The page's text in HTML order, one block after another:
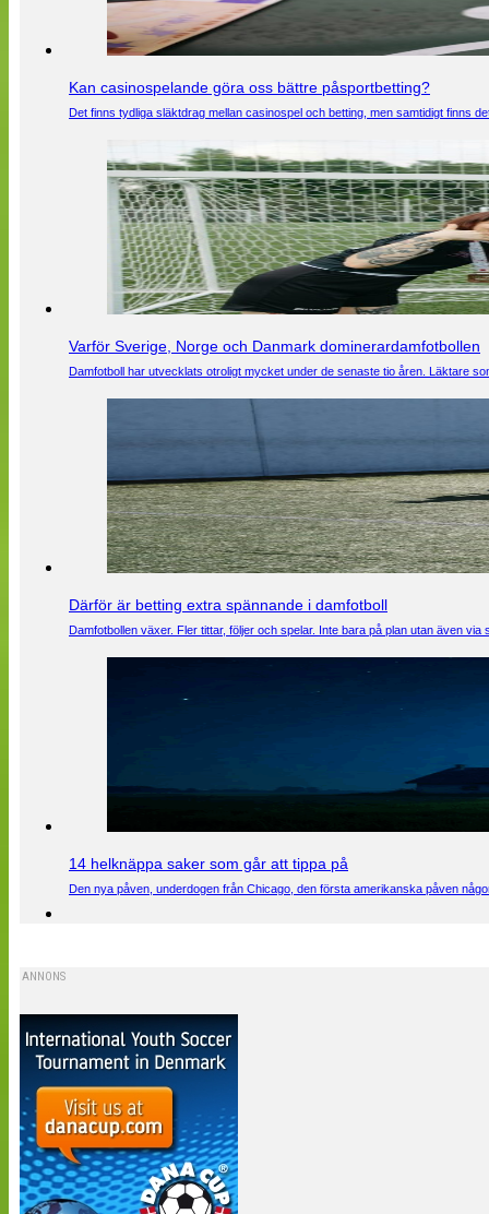
Kan casinospelande göra oss bättre påsportbetting?
Det finns tydliga släktdrag mellan casinospel och betting, men samtidigt finns
Varför Sverige, Norge och Danmark dominerardamfotbollen
Damfotboll har utvecklats otroligt mycket under de senaste tio åren. Läktare
Därför är betting extra spännande i damfotboll
Damfotbollen växer. Fler tittar, följer och spelar. Inte bara på plan utan även
14 helknäppa saker som går att tippa på
Den nya påven, underdogen från Chicago, den första amerikanska påven
ANNONS